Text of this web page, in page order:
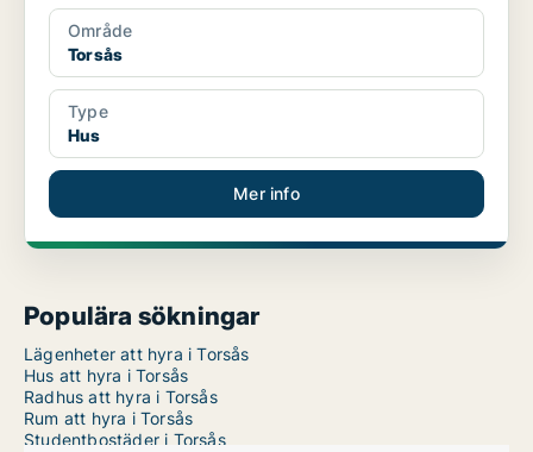
Område
Torsås
Type
Hus
Mer info
Populära sökningar
Lägenheter att hyra i Torsås
Hus att hyra i Torsås
Radhus att hyra i Torsås
Rum att hyra i Torsås
Studentbostäder i Torsås